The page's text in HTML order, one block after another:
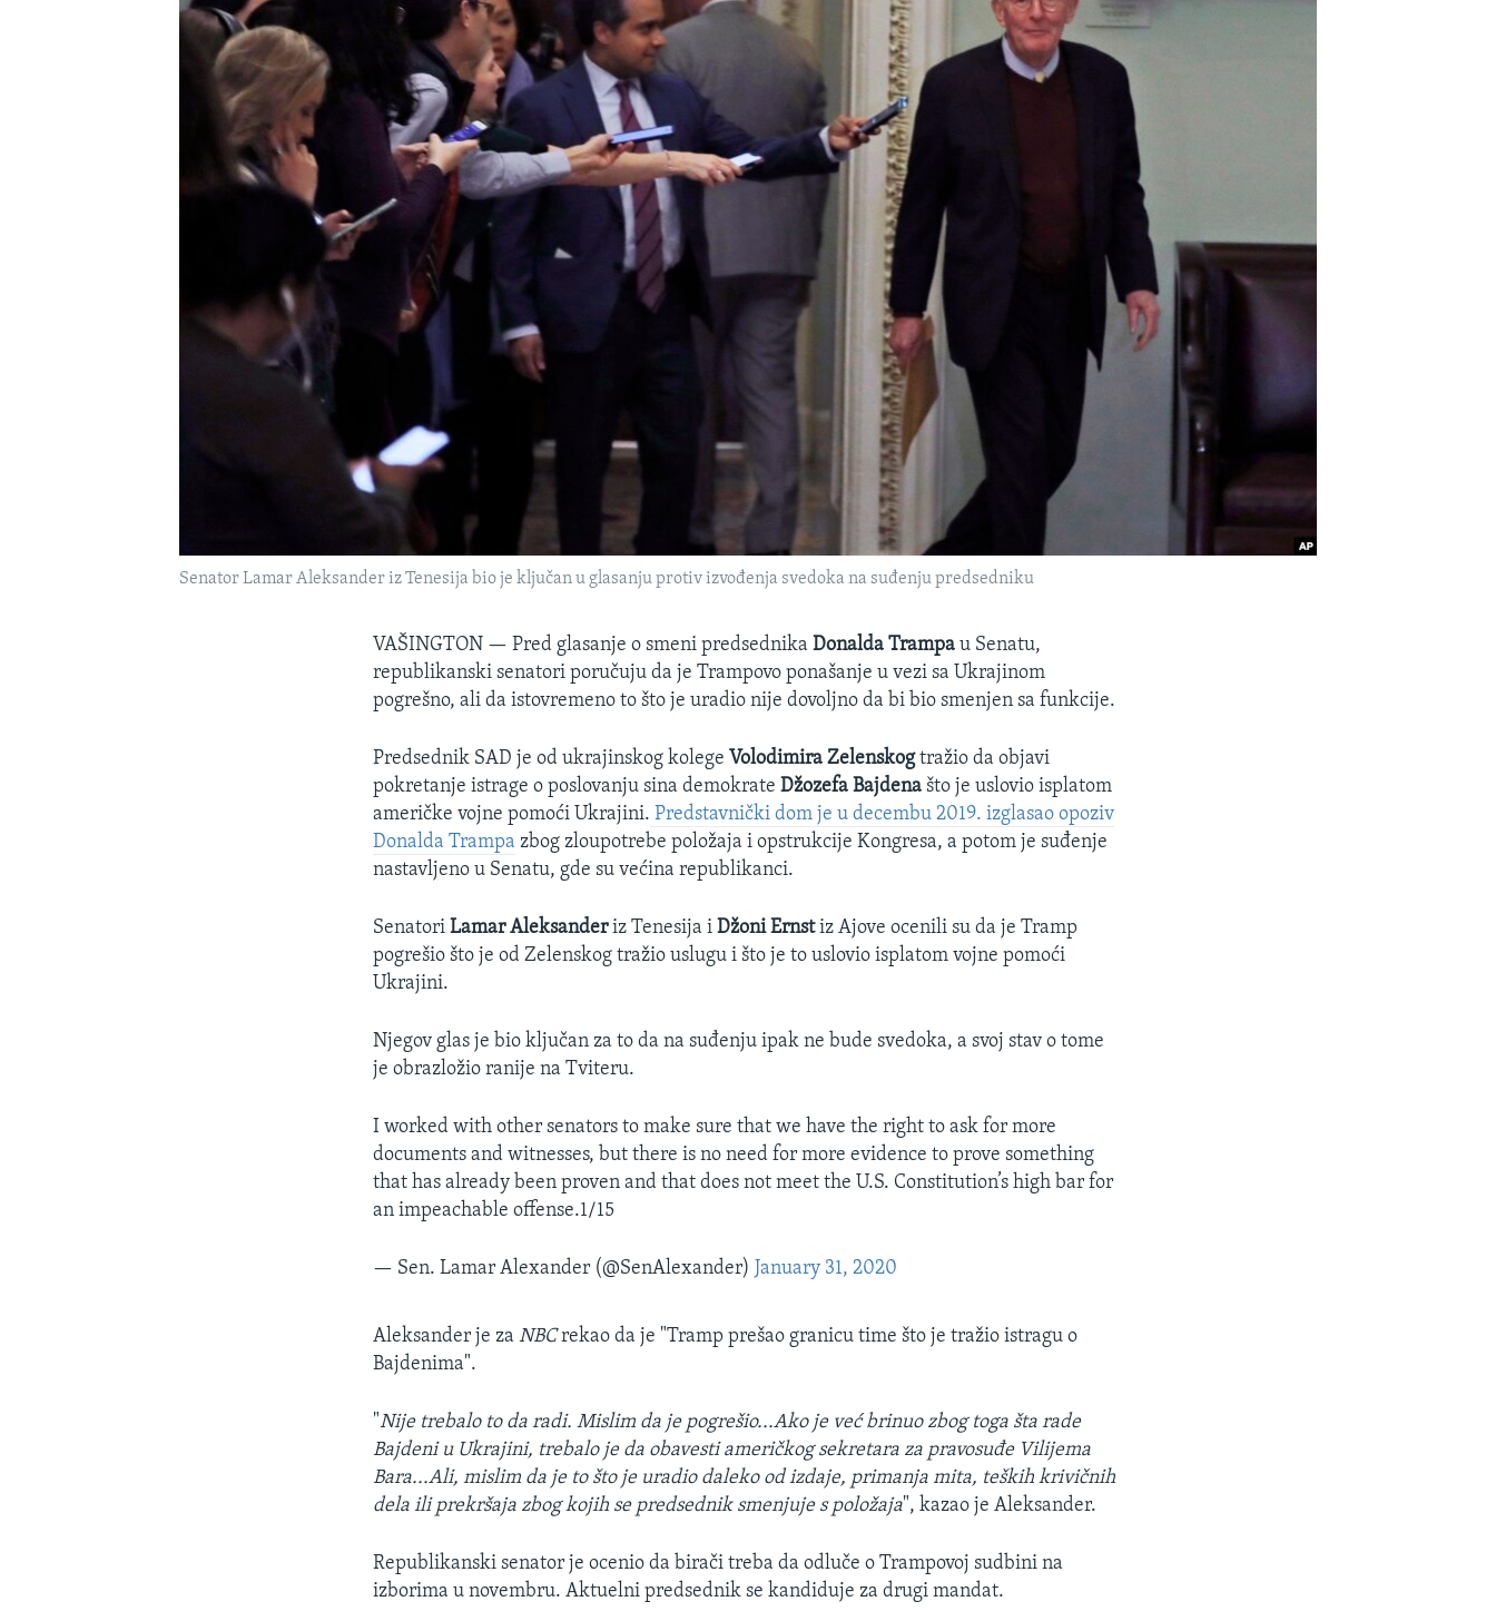
Senator Lamar Aleksander iz Tenesija bio je ključan u glasanju protiv izvođenja svedoka na suđenju predsedniku
VAŠINGTON —Pred glasanje o smeni predsednikaDonalda Trampa u Senatu,
republikanski senatori poručuju da je Trampovo ponašanje u vezi sa Ukrajinom
pogrešno, ali da istovremeno to što je uradio nije dovoljno da bi bio smenjen sa funkcije.
Predsednik SAD je od ukrajinskog kolege Volodimira Zelenskogtražio da objavi
pokretanje istrage o poslovanju sina demokrateDžozefa Bajdena što je uslovio isplatom
američke vojne pomoći Ukrajini. Predstavnički dom je u decembu 2019. izglasao opoziv
Donalda Trampa zbog zloupotrebe položaja i opstrukcije Kongresa, a potom je suđenje
nastavljeno u Senatu, gde su većina republikanci.
SenatoriLamar Aleksanderiz Tenesija i Džoni Ernstiz Ajove ocenili su da je Tramp
pogrešio što je od Zelenskog tražio uslugu i što je to uslovio isplatom vojne pomoći
Ukrajini.
Njegov glas je bio ključan za to da na suđenju ipak ne bude svedoka, a svoj stav o tome
je obrazložio ranije na Tviteru.
I worked with other senators to make sure that we have the right to ask for more
documents and witnesses, but there is no need for more evidence to prove something
that has already been proven and that does not meet the U.S. Constitution’s high bar for
an impeachable offense.1/15
— Sen. Lamar Alexander (@SenAlexander) January 31, 2020
Aleksander je zaNBCrekao da je "Tramp prešao granicu time što je tražio istragu o
Bajdenima".
"Nije trebalo to da radi. Mislim da je pogrešio...Ako je već brinuo zbog toga šta rade
Bajdeni u Ukrajini, trebalo je da obavesti američkog sekretara za pravosuđe Vilijema
Bara...Ali, mislim da je to što je uradio daleko od izdaje, primanja mita, teških krivičnih
dela ili prekršaja zbog kojih se predsednik smenjuje s položaja", kazao je Aleksander.
Republikanski senator je ocenio da birači treba da odluče o Trampovoj sudbini na
izborima u novembru. Aktuelni predsednik se kandiduje za drugi mandat.